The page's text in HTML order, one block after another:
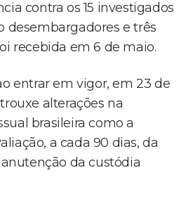
contra os 15 investigados
desembargadores e três
recebida em 6 de maio.
entrar em vigor, em 23 de
alterações na
brasileira como a
a cada 90 dias, da
da custódia